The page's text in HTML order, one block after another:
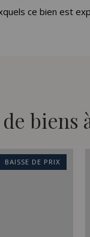
ce bien est
biens
BAISSE DE PRIX